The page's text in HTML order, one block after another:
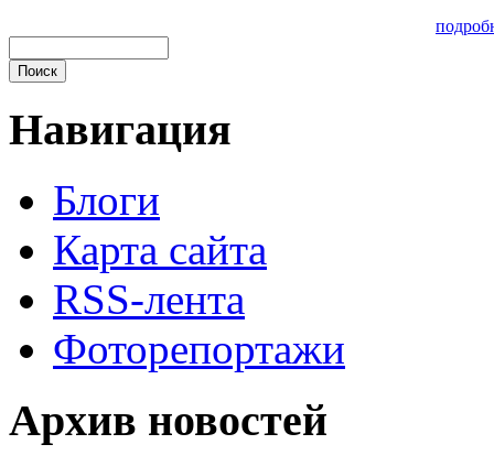
Навигация
Блоги
Карта сайта
RSS-лента
Фоторепортажи
Архив новостей